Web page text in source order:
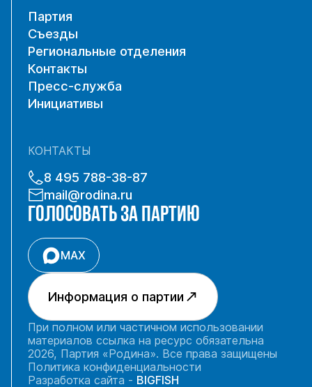
Партия
Съезды
Региональные отделения
Контакты
Пресс-служба
Инициативы
КОНТАКТЫ
8 495 788-38-87
mail@rodina.ru
ГОЛОСОВАТЬ ЗА ПАРТИЮ
MAX
Информация о партии
При полном или частичном использовании
материалов ссылка на ресурс обязательна
2026, Партия «Родина». Все права защищены
Политика конфиденциальности
Разработка сайта - BIGFISH